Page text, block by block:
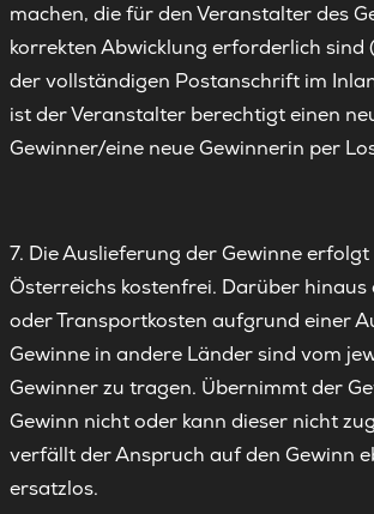
machen, die für den Veranstalter des
korrekten Abwicklung erforderlich sind
der vollständigen Postanschrift im
ist der Veranstalter berechtigt einen
Gewinner/eine neue Gewinnerin per
7. Die Auslieferung der Gewinne
Österreichs kostenfrei. Darüber hinaus
oder Transportkosten aufgrund einer
Gewinne in andere Länder sind vom
Gewinner zu tragen. Übernimmt der
Gewinn nicht oder kann dieser nicht
verfällt der Anspruch auf den Gewinn
ersatzlos.